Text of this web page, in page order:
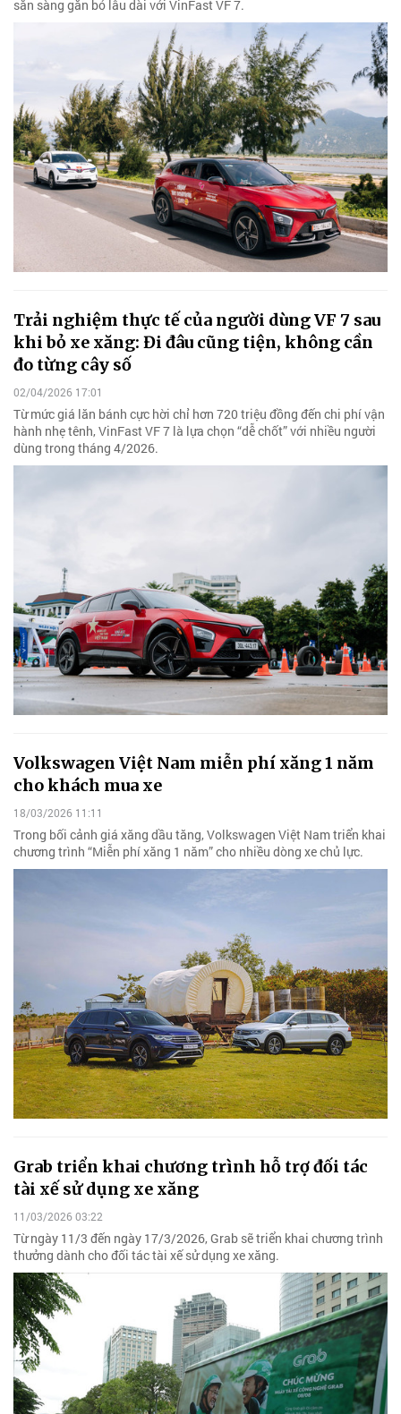
sẵn sàng gắn bó lâu dài với VinFast VF 7.
Trải nghiệm thực tế của người dùng VF 7 sau
khi bỏ xe xăng: Đi đâu cũng tiện, không cần
đo từng cây số
02/04/2026 17:01
Từ mức giá lăn bánh cực hời chỉ hơn 720 triệu đồng đến chi phí vận
hành nhẹ tênh, VinFast VF 7 là lựa chọn “dễ chốt” với nhiều người
dùng trong tháng 4/2026.
Volkswagen Việt Nam miễn phí xăng 1 năm
cho khách mua xe
18/03/2026 11:11
Trong bối cảnh giá xăng dầu tăng, Volkswagen Việt Nam triển khai
chương trình “Miễn phí xăng 1 năm” cho nhiều dòng xe chủ lực.
Grab triển khai chương trình hỗ trợ đối tác
tài xế sử dụng xe xăng
11/03/2026 03:22
Từ ngày 11/3 đến ngày 17/3/2026, Grab sẽ triển khai chương trình
thưởng dành cho đối tác tài xế sử dụng xe xăng.